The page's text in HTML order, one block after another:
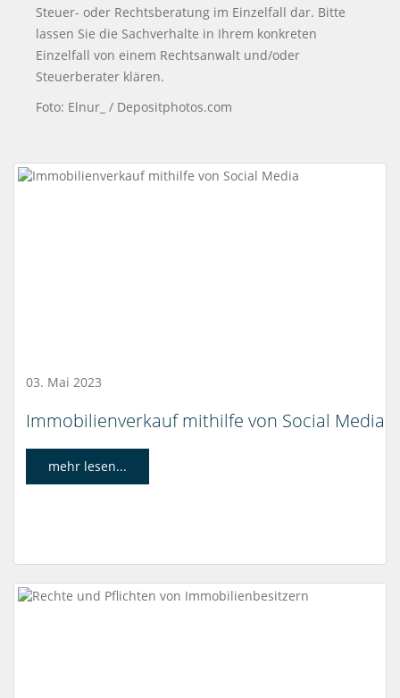
Steuer- oder Rechtsberatung im Einzelfall dar. Bitte
lassen Sie die Sachverhalte in Ihrem konkreten
Einzelfall von einem Rechtsanwalt und/oder
Steuerberater klären.
Foto: Elnur_ / Depositphotos.com
03. Mai 2023
Immobilienverkauf mithilfe von Social Media
mehr lesen...